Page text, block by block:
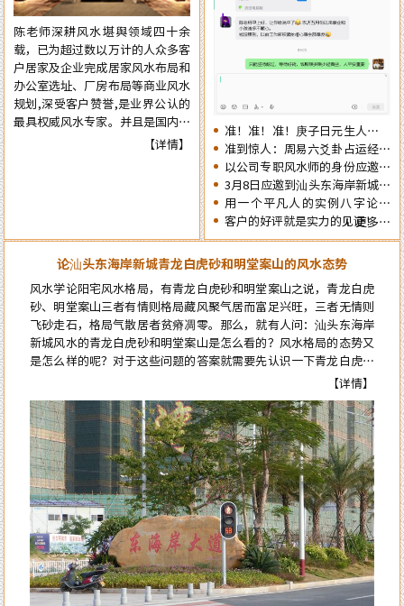
不同。为使自己在新的一年里能够
趋吉避凶行好运，有必要先知先
觉，提前了解一下2026年十二生
肖的流年运势情况为未来的一年提
前布局，争取更大的成就……
陈老师深耕风水堪舆领域四十余
载，已为超过数以万计的人众多客
户居家及企业完成居家风水布局和
办公室选址、厂房布局等商业风水
规划,深受客户赞誉,是业界公认的
最具权威风水专家。并且是国内为
数不多的资深四柱周易预测师，在
【详情】
准！准！准！庚子日元生人丙午
流年的运势判断实例：
准到惊人：周易六爻卦占运经典
案例分享
以公司专职风水师的身份应邀出
席《星橙网络科技公司》成立5
周年庆典
3月8日应邀到汕头东海岸新城为
朋友的亲戚堪舆住房风水
用一个平凡人的实例八字论断
2026马年的流年运势
客户的好评就是实力的见证！
更多…
论汕头东海岸新城青龙白虎砂和明堂案山的风水态势
风水学论阳宅风水格局，有青龙白虎砂和明堂案山之说，青龙白虎
砂、明堂案山三者有情则格局藏风聚气居而富足兴旺，三者无情则
飞砂走石，格局气散居者贫瘠凋零。那么，就有人问：汕头东海岸
新城风水的青龙白虎砂和明堂案山是怎么看的？风水格局的态势又
是怎么样的呢？对于这些问题的答案就需要先认识一下青龙白虎和
【详情】
来自李女士的评价：